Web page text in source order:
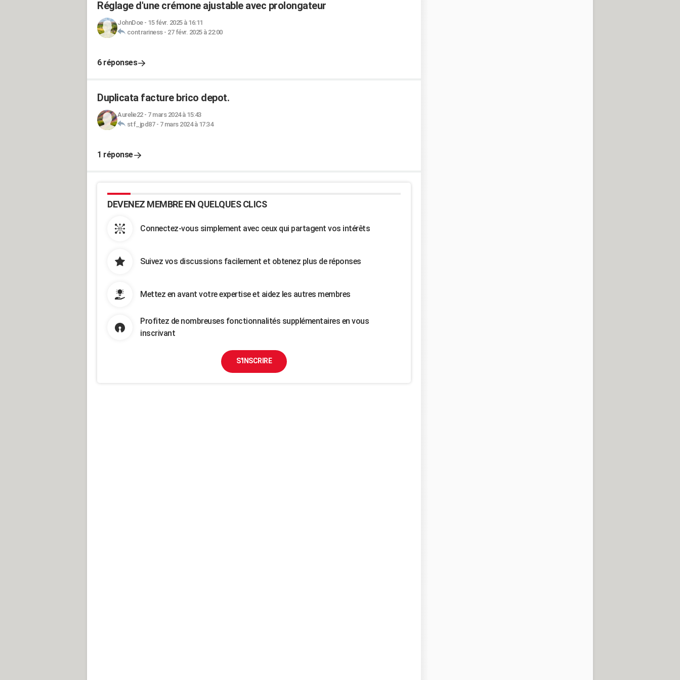
Réglage d'une crémone ajustable avec prolongateur
JohnDoe- 15 févr. 2025 à 16:11
contrariness- 27 févr. 2025 à 22:00
6 réponses
Duplicata facture brico depot.
Aurelie22- 7 mars 2024 à 15:43
stf_jpd87- 7 mars 2024 à 17:34
1 réponse
DEVENEZ MEMBRE EN QUELQUES CLICS
Connectez-vous simplement avec ceux qui partagent vos intérêts
Suivez vos discussions facilement et obtenez plus de réponses
Mettez en avant votre expertise et aidez les autres membres
Profitez de nombreuses fonctionnalités supplémentaires en vous
inscrivant
S'INSCRIRE